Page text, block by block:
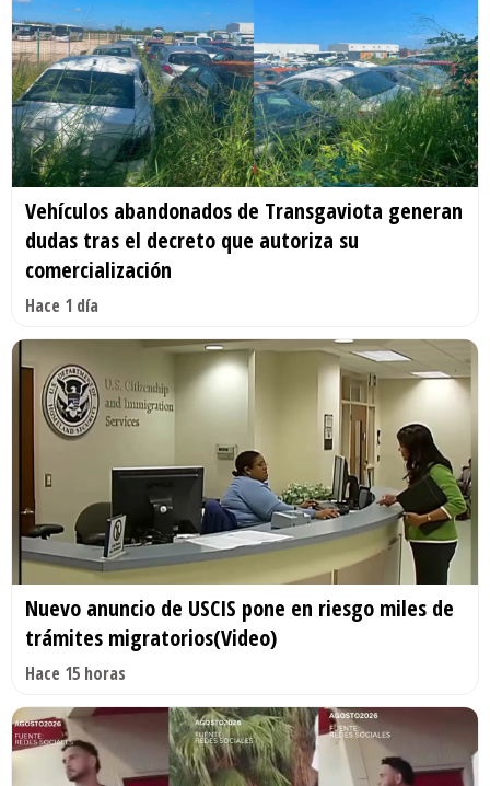
Vehículos abandonados de Transgaviota generan
dudas tras el decreto que autoriza su
comercialización
Hace 1 día
Nuevo anuncio de USCIS pone en riesgo miles de
trámites migratorios(Video)
Hace 15 horas